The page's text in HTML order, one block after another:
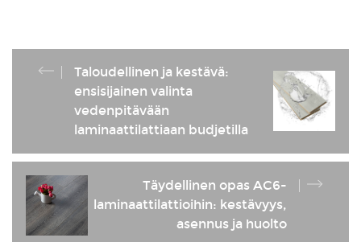
Taloudellinen ja kestävä:
ensisijainen valinta
vedenpitävään
laminaattilattiaan budjetilla
Täydellinen opas AC6-
laminaattilattioihin: kestävyys,
asennus ja huolto